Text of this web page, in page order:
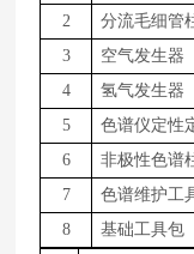
2
分流毛细管
3
空气发生器
4
氢气发生器
5
色谱仪定性
6
非极性色谱
7
色谱维护工
8
基础工具包